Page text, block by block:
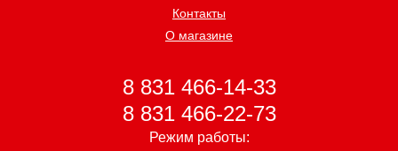
Контакты
О магазине
8 831 466-14-33
8 831 466-22-73
Режим работы: